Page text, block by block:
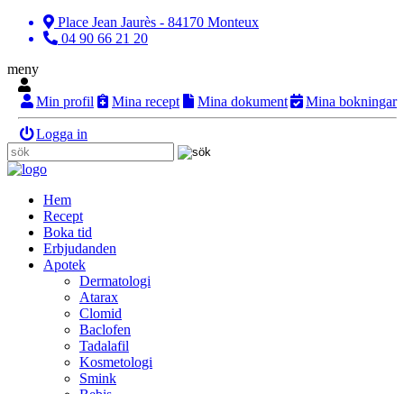
Place Jean Jaurès - 84170 Monteux
04 90 66 21 20
meny
Min profil Mina recept Mina dokument Mina bokningar
Logga in
Hem
Recept
Boka tid
Erbjudanden
Apotek
Dermatologi
Atarax
Clomid
Baclofen
Tadalafil
Kosmetologi
Smink